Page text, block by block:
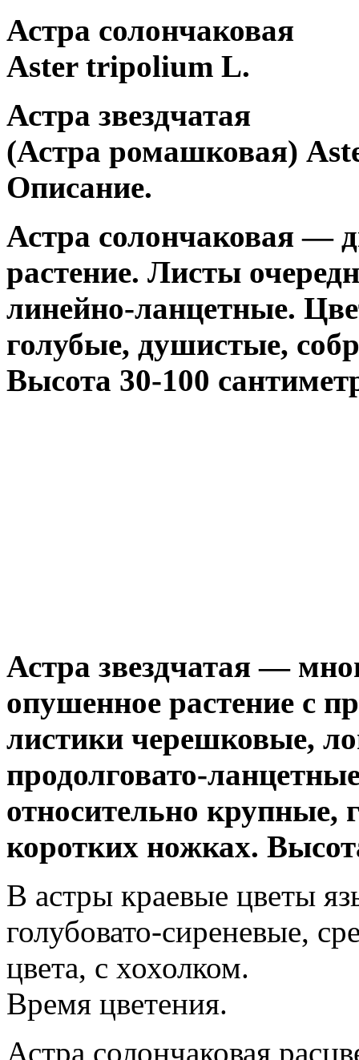
Астра солончаковая
Aster tripolium L.
Астра звездчатая
(Астра ромашковая)
Описание.
Астра солончаковая —
растение. Листы
линейно-ланцетные.
голубые, душистые,
Высота 30-100
Астра звездчатая —
опушенное растение с
листики черешковые,
продолговато-
относительно крупные,
коротких ножках.
В астры краевые цветы
голубовато-сиреневые,
цвета, с хохолком.
Время цветения.
Астра солончаковая